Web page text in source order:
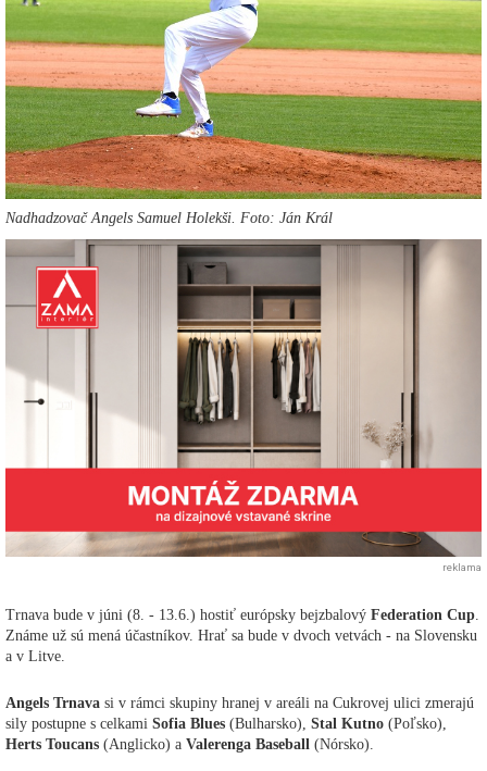
Nadhadzovač Angels Samuel Holekši. Foto: Ján Král
reklama
Trnava bude v júni (8. - 13.6.) hostiť európsky bejzbalový Federation Cup
Známe už sú mená účastníkov. Hrať sa bude v dvoch vetvách - na Slovensku
a v Litve.
Angels Trnava si v rámci skupiny hranej v areáli na Cukrovej ulici zmerajú
sily postupne s celkami Sofia Blues (Bulharsko), Stal Kutno (Poľsko),
Herts Toucans (Anglicko) a Valerenga Baseball (Nórsko).